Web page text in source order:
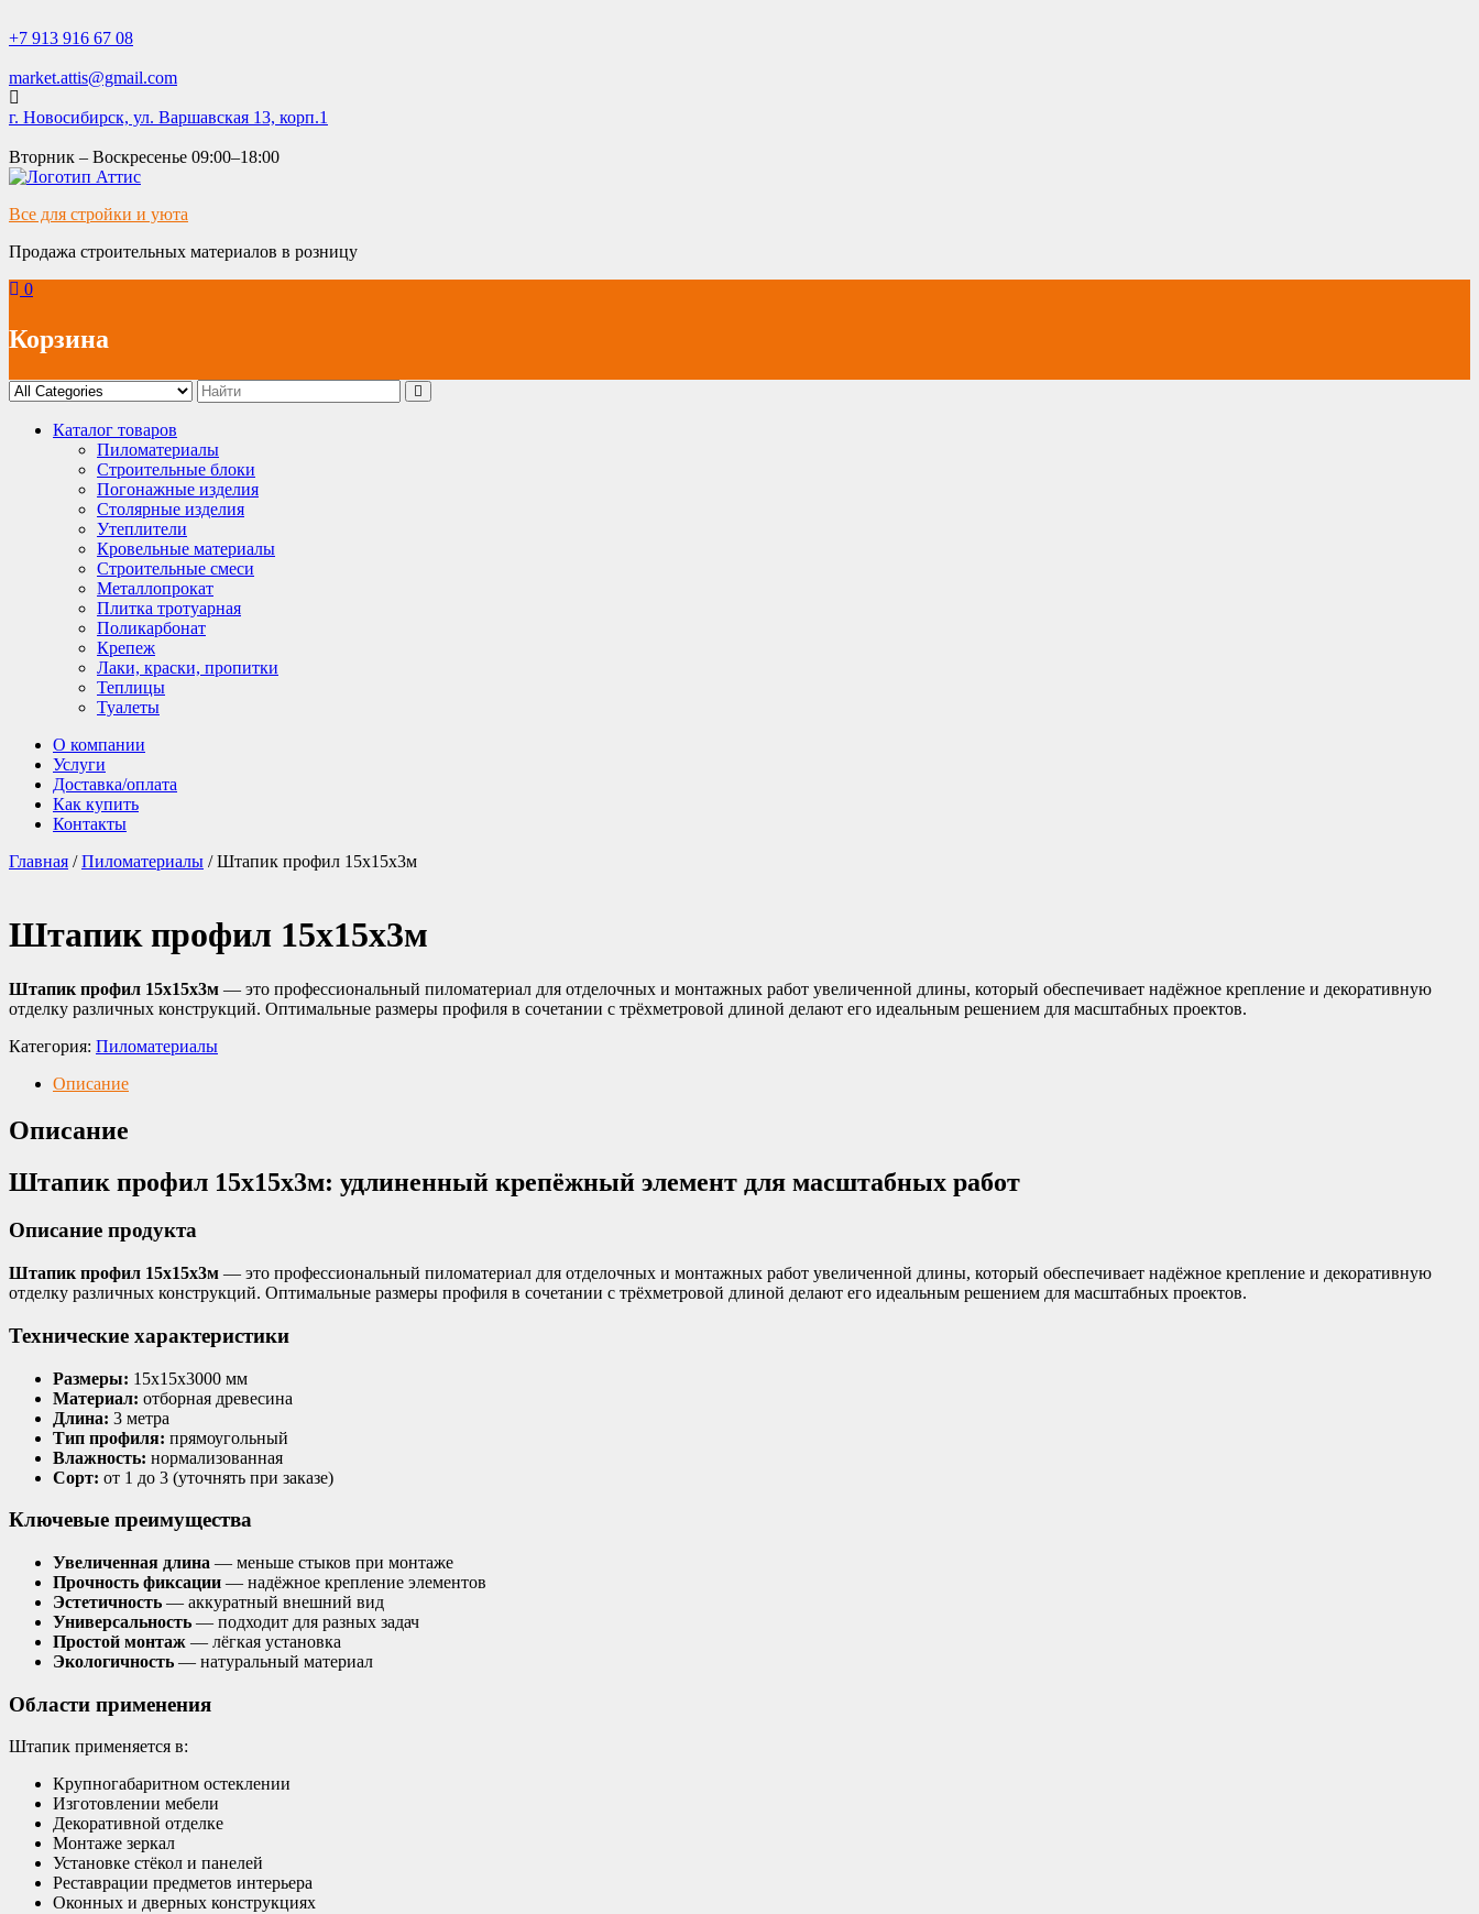
to
+7 913 916 67 08
market.attis@gmail.com
г. Новосибирск, ул. Варшавская 13, корп.1
Вторник – Воскресенье 09:00–18:00
Все для стройки и уюта
Продажа строительных материалов в розницу
0
Корзина
Каталог товаров
Пиломатериалы
Строительные блоки
Погонажные изделия
Столярные изделия
Утеплители
Кровельные материалы
Строительные смеси
Металлопрокат
Плитка тротуарная
Поликарбонат
Крепеж
Лаки, краски, пропитки
Теплицы
Туалеты
О компании
Услуги
Доставка/оплата
Как купить
Контакты
Главная /Пиломатериалы / Штапик профил 15х15х3м
Штапик профил 15х15х3м
Штапик профил 15х15х3м — это профессиональный пиломатериал для отделочных и монтажных работ увеличенной длины, который обеспечивает надёжное крепление и декоративную
отделку различных конструкций. Оптимальные размеры профиля в сочетании с трёхметровой длиной делают его идеальным решением для масштабных проектов.
Категория: Пиломатериалы
Описание
Описание
Штапик профил 15х15х3м: удлиненный крепёжный элемент для масштабных работ
Описание продукта
Штапик профил 15х15х3м — это профессиональный пиломатериал для отделочных и монтажных работ увеличенной длины, который обеспечивает надёжное крепление и декоративную
отделку различных конструкций. Оптимальные размеры профиля в сочетании с трёхметровой длиной делают его идеальным решением для масштабных проектов.
Технические характеристики
Размеры: 15х15х3000 мм
Материал: отборная древесина
Длина: 3 метра
Тип профиля: прямоугольный
Влажность: нормализованная
Сорт: от 1 до 3 (уточнять при заказе)
Ключевые преимущества
Увеличенная длина — меньше стыков при монтаже
Прочность фиксации — надёжное крепление элементов
Эстетичность — аккуратный внешний вид
Универсальность — подходит для разных задач
Простой монтаж — лёгкая установка
Экологичность — натуральный материал
Области применения
Штапик применяется в:
Крупногабаритном остеклении
Изготовлении мебели
Декоративной отделке
Монтаже зеркал
Установке стёкол и панелей
Реставрации предметов интерьера
Оконных и дверных конструкциях